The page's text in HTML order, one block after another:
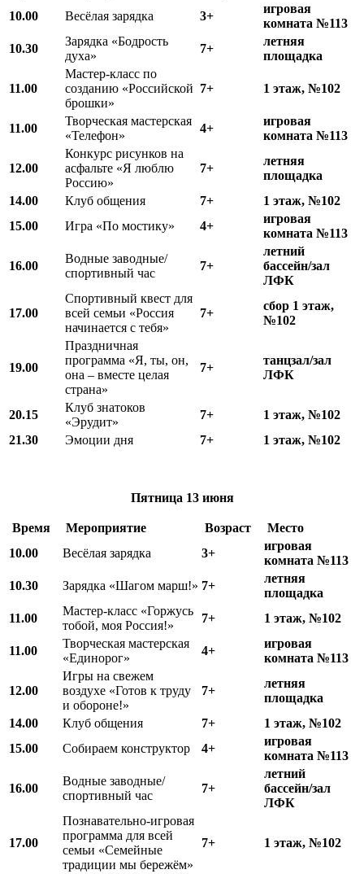
10.00
Весёлая зарядка 3+
игровая
комната №113
10.30
Зарядка «Бодрость
духа»
7+
летняя
площадка
11.00
Мастер-класс по
созданию «Российской
брошки»
7+ 1 этаж, №102
11.00
Творческая мастерская
«Телефон»
4+
игровая
комната №113
12.00
Конкурс рисунков на
асфальте «Я люблю
Россию»
7+
летняя
площадка
14.00
Клуб общения 7+
1 этаж, №102
15.00
Игра «По мостику» 4+
игровая
комната №113
16.00
Водные заводные/
спортивный час
7+
летний
бассейн/зал
ЛФК
17.00
Спортивный квест для
всей семьи «Россия
начинается с тебя»
7+
сбор 1 этаж,
№102
19.00
Праздничная
программа «Я, ты, он,
она – вместе целая
страна»
7+
танцзал/зал
ЛФК
20.15
Клуб знатоков
«Эрудит»
7+
1 этаж, №102
21.30
Эмоции дня 7+ 1 этаж, №102
Пятница 13 июня
Время Мероприятие Возраст
Место
10.00
Весёлая зарядка 3+
игровая
комната №113
10.30 Зарядка «Шагом марш!» 7+
летняя
площадка
11.00
Мастер-класс «Горжусь
тобой, моя Россия!»
7+ 1 этаж, №102
11.00
Творческая мастерская
«Единорог»
4+
игровая
комната №113
12.00
Игры на свежем
воздухе «Готов к труду
и обороне!»
7+
летняя
площадка
14.00
Клуб общения 7+
1 этаж, №102
15.00
Собираем конструктор 4+
игровая
комната №113
16.00
Водные заводные/
спортивный час
7+
летний
бассейн/зал
ЛФК
17.00
Познавательно-игровая
программа для всей
семьи «Семейные
традиции мы бережём»
7+ 1 этаж, №102